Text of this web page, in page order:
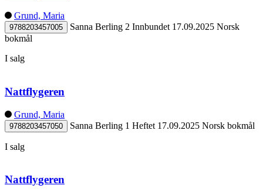
Grund, Maria
9788203457005 Sanna Berling 2 Innbundet 17.09.2025 Norsk
bokmål
I salg
Nattflygeren
Grund, Maria
9788203457050 Sanna Berling 1 Heftet 17.09.2025 Norsk bokmål
I salg
Nattflygeren